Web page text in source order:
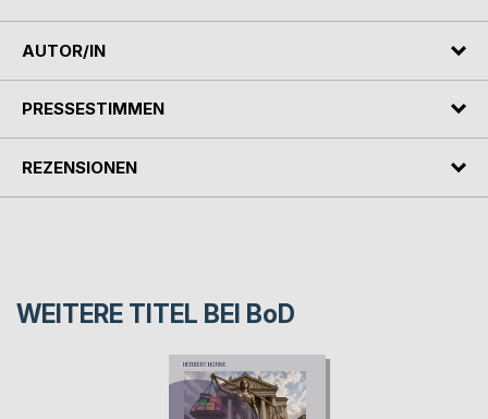
AUTOR/IN
PRESSESTIMMEN
REZENSIONEN
WEITERE TITEL BEI BoD